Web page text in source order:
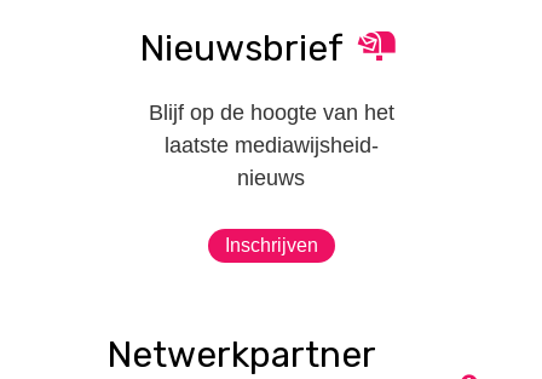
Nieuwsbrief
Blijf op de hoogte van het
laatste mediawijsheid-
nieuws
Inschrijven
Netwerkpartner